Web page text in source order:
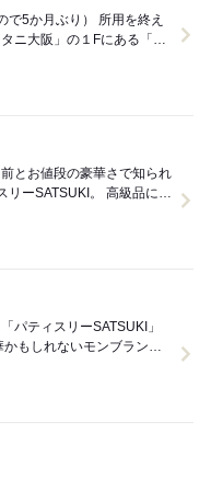
り） 所用を終え
ニ大阪」の１Fにある「パ
とお値段の豪華さで知られ
。 高級品には
パティスリーSATSUKI」
もしれないモンブランは